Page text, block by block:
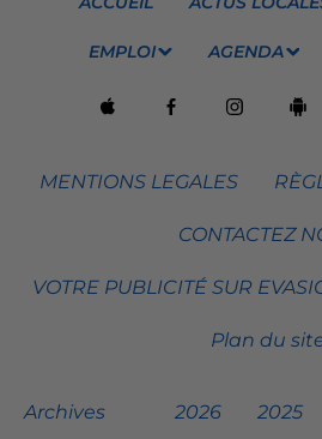
EMPLOI AGENDA
MENTIONS LEGALES
CONTACTEZ
VOTRE PUBLICITÉ SUR
Plan du
Archives 2026 2025